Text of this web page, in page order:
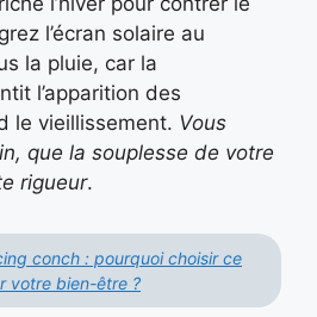
l’écran solaire au
la pluie, car la
l’apparition des
le vieillissement. Vous
que la souplesse de votre
rigueur.
conch : pourquoi choisir ce
votre bien-être ?